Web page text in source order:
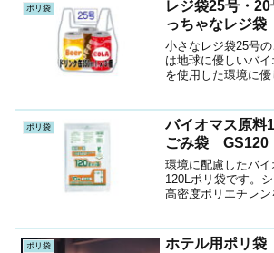
ポリ袋
レジ袋25号・
っちゃなレジ袋
小さなレジ袋25号
は地球に優しいバ
を使用した環境に
ポリ袋
バイオマス原
ごみ袋 GS120
環境に配慮したバ
120Lポリ袋です。
高密度ポリエチレ
ポリ袋 ホテル用ポリ袋